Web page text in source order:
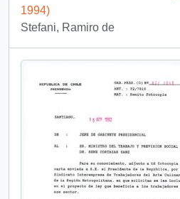
1994)
Stefani, Ramiro de